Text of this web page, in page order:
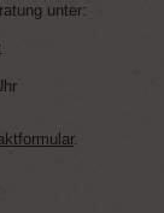
unter:
.